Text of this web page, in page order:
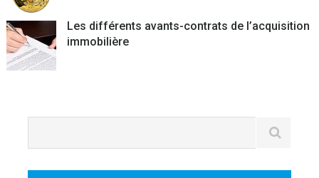
Les différents avants-contrats de l’acquisition
immobilière